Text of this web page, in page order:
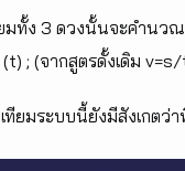
ทั้ง 3 ดวงนั้นจะคำนวณ
(t) ; (จากสูตรดั้งเดิม
ยมระบบนี้ยังมีสังเกตว่า